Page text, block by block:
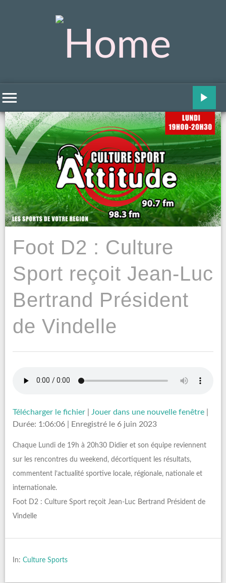
Foot D2 : Culture
Sport reçoit Jean-Luc
Bertrand Président
de Vindelle
Télécharger le fichier Jouer dans une nouvelle fenêtre
Durée: 1:06:06
Enregistré le 6 juin 2023
Chaque Lundi de 19h à 20h30 Didier et son équipe reviennent
sur les rencontres du weekend, décortiquent les résultats,
commentent l’actualité sportive locale, régionale, nationale et
internationale.
Foot D2 : Culture Sport reçoit Jean-Luc Bertrand Président de
Vindelle
In: Culture Sports